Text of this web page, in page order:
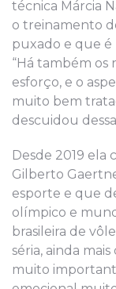
técnica Márcia
o treinamento
puxado e que é
“Há também os
esforço, e o
muito bem
descuidou
Desde 2019 ela
Gilberto
esporte e que
olímpico e
brasileira de
séria, ainda
muito